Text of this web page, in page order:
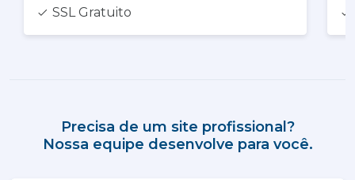
SSL Gratuito
Precisa de um site profissional?
Nossa equipe desenvolve para você.